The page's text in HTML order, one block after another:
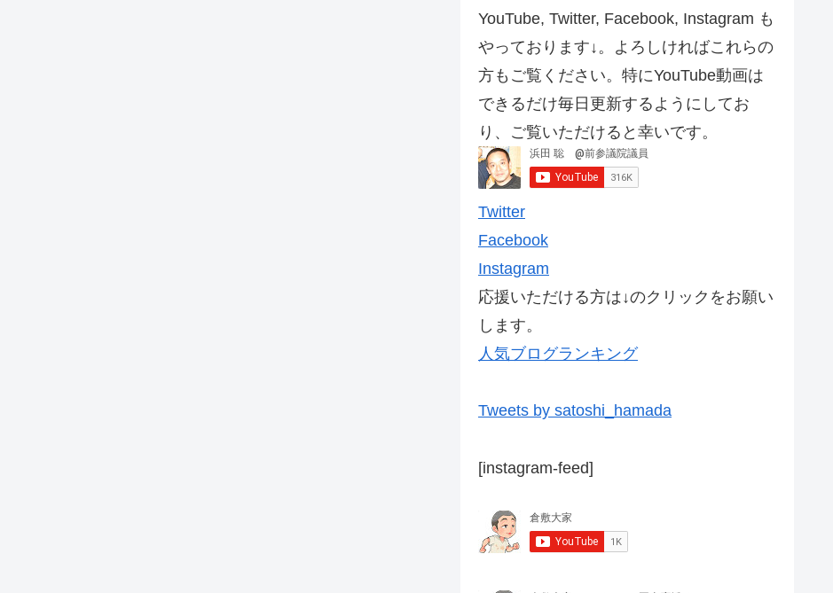
YouTube, Twitter, Facebook, Instagram も
やっております↓。よろしければこれらの
方もご覧ください。特にYouTube動画は
できるだけ毎日更新するようにしてお
り、ご覧いただけると幸いです。
Twitter
Facebook
Instagram
応援いただける方は↓のクリックをお願い
します。
人気ブログランキング
Tweets by satoshi_hamada
[instagram-feed]